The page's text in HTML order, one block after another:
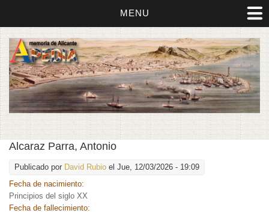
MENU
Alcaraz Parra, Antonio
Publicado por David Rubio el Jue, 12/03/2026 - 19:09
Fecha de nacimiento:
Principios del siglo XX
Fecha de fallecimiento: